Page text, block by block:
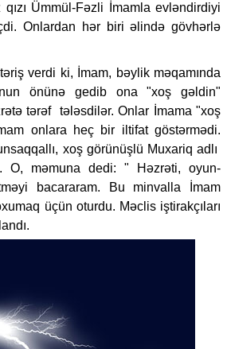
Ümmül-Fəzli İmamla evləndirdiyi
Onlardan hər biri əlində gövhərlə
verdi ki, İmam, bəylik məqamında
önünə gedib ona "xoş gəldin"
tərəf tələsdilər. Onlar İmama "xoş
onlara heç bir iltifat göstərmədi.
xoş görünüşlü Muxariq adlı
məmuna dedi: " Həzrəti, oyun-
bacararam. Bu minvalla İmam
üçün oturdu. Məclis iştirakçıları